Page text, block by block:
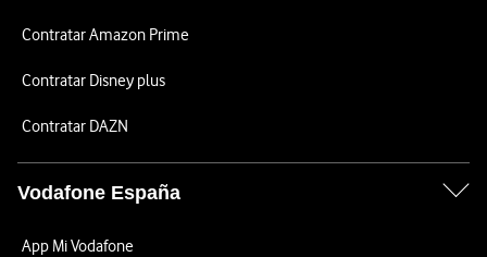
Contratar Amazon Prime
Contratar Disney plus
Contratar DAZN
Vodafone España
App Mi Vodafone